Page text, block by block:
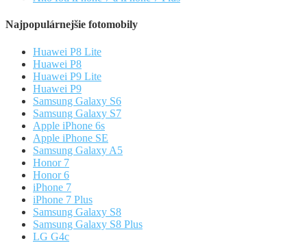
Najpopulárnejšie fotomobily
Huawei P8 Lite
Huawei P8
Huawei P9 Lite
Huawei P9
Samsung Galaxy S6
Samsung Galaxy S7
Apple iPhone 6s
Apple iPhone SE
Samsung Galaxy A5
Honor 7
Honor 6
iPhone 7
iPhone 7 Plus
Samsung Galaxy S8
Samsung Galaxy S8 Plus
LG G4c